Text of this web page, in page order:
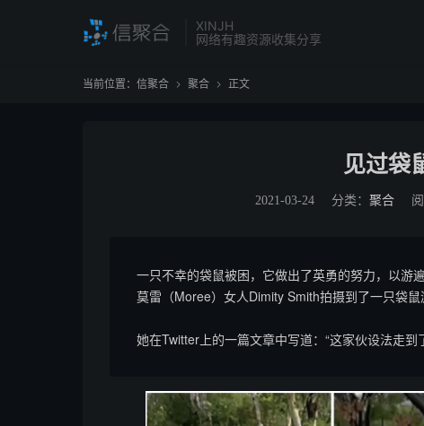
XINJH
网络有趣资源收集分享
当前位置： 信聚合  聚合  正文
见过袋
2021-03-24 分类： 聚合
一只不幸的袋鼠被困，它做出了英勇的努力，以游
莫雷（Moree）女人Dimity Smith拍摄到了一只袋
她在Twitter上的一篇文章中写道：“这家伙设法走到